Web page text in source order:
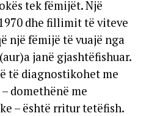
tek fëmijët. Një
dhe fillimit të viteve
një fëmijë të vuajë nga
janë gjashtëfishuar.
të diagnostikohet me
domethënë me
– është rritur tetëfish.